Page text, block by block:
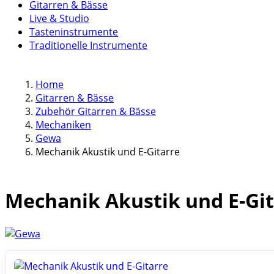
Gitarren & Bässe
Live & Studio
Tasteninstrumente
Traditionelle Instrumente
Home
Gitarren & Bässe
Zubehör Gitarren & Bässe
Mechaniken
Gewa
Mechanik Akustik und E-Gitarre
Mechanik Akustik und E-